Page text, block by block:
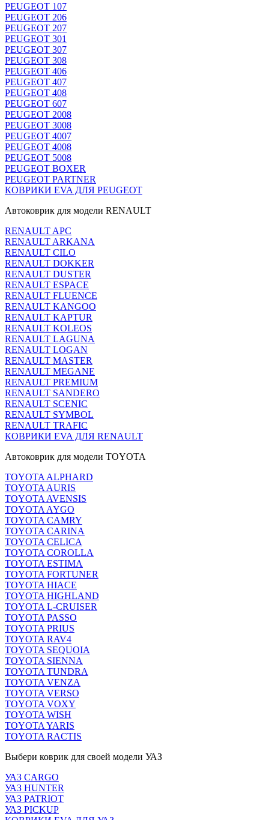
PEUGEOT 107
PEUGEOT 206
PEUGEOT 207
PEUGEOT 301
PEUGEOT 307
PEUGEOT 308
PEUGEOT 406
PEUGEOT 407
PEUGEOT 408
PEUGEOT 607
PEUGEOT 2008
PEUGEOT 3008
PEUGEOT 4007
PEUGEOT 4008
PEUGEOT 5008
PEUGEOT BOXER
PEUGEOT PARTNER
КОВРИКИ EVA ДЛЯ PEUGEOT
Автоковрик для модели RENAULT
RENAULT APC
RENAULT ARKANA
RENAULT CILO
RENAULT DOKKER
RENAULT DUSTER
RENAULT ESPACE
RENAULT FLUENCE
RENAULT KANGOO
RENAULT KAPTUR
RENAULT KOLEOS
RENAULT LAGUNA
RENAULT LOGAN
RENAULT MASTER
RENAULT MEGANE
RENAULT PREMIUM
RENAULT SANDERO
RENAULT SCENIC
RENAULT SYMBOL
RENAULT TRAFIC
КОВРИКИ EVA ДЛЯ RENAULT
Автоковрик для модели TOYOTA
TOYOTA ALPHARD
TOYOTA AURIS
TOYOTA AVENSIS
TOYOTA AYGO
TOYOTA CAMRY
TOYOTA CARINA
TOYOTA CELICA
TOYOTA COROLLA
TOYOTA ESTIMA
TOYOTA FORTUNER
TOYOTA HIACE
TOYOTA HIGHLAND
TOYOTA L-CRUISER
TOYOTA PASSO
TOYOTA PRIUS
TOYOTA RAV4
TOYOTA SEQUOIA
TOYOTA SIENNA
TOYOTA TUNDRA
TOYOTA VENZA
TOYOTA VERSO
TOYOTA VOXY
TOYOTA WISH
TOYOTA YARIS
TOYOTA RACTIS
Выбери коврик для своей модели УАЗ
УАЗ CARGO
УАЗ HUNTER
УАЗ PATRIOT
УАЗ PICKUP